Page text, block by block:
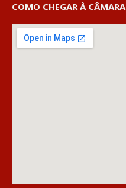
COMO CHEGAR À CÂMARA